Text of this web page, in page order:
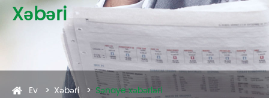
Xəbəri
Ev Xəbəri Sənaye xəbərləri